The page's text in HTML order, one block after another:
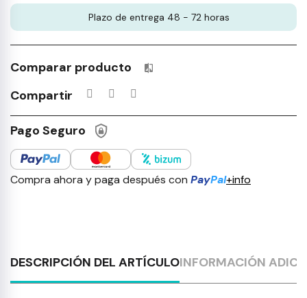
Plazo de entrega 48 - 72 horas
Comparar producto Productos incluidos en tu lista
Compartir
Pago Seguro
Compra ahora y paga después con PayPal+info
DESCRIPCIÓN DEL ARTÍCULOINFORMACIÓN